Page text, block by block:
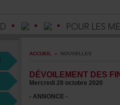
ACCUEIL » NOUVELLES
Mercredi28octobre2020
-ANNONCE-